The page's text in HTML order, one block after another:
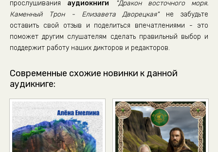
прослушивания аудиокниги
"Дракон восточного моря.
Каменный Трон - Елизавета Дворецкая"не забудьте
оставить свой отзыв и поделиться впечатлениями - это
поможет другим слушателям сделать правильный выбор и
поддержит работу наших дикторов и редакторов.
Современные схожие новинки к данной
аудикниге: